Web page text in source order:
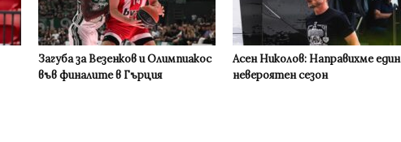
Загуба за Везенков и Олимпиакос
във финалите в Гърция
Асен Николов: Направихме един
невероятен сезон